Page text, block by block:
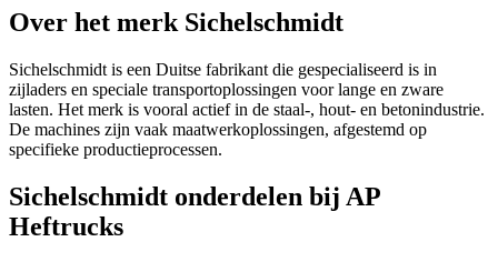
Over het merk Sichelschmidt
Sichelschmidt is een Duitse fabrikant die gespecialiseerd is in
zijladers en speciale transportoplossingen voor lange en zware
lasten. Het merk is vooral actief in de staal-, hout- en betonindustrie.
De machines zijn vaak maatwerkoplossingen, afgestemd op
specifieke productieprocessen.
Sichelschmidt onderdelen bij AP
Heftrucks